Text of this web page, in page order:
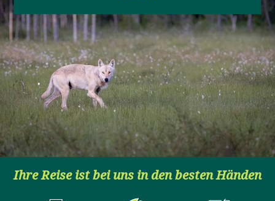
Ihre Reise ist bei uns in den besten Händen